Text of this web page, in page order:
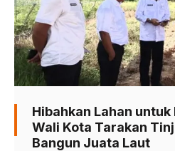
Hibahkan Lahan untuk
Wali Kota Tarakan
Bangun Juata Laut